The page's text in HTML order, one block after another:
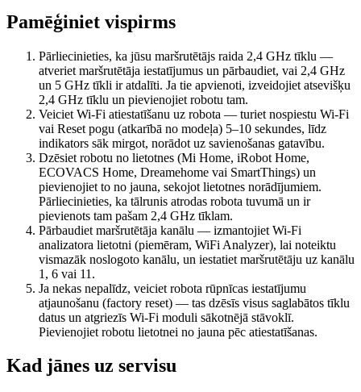
Pamēģiniet vispirms
Pārliecinieties, ka jūsu maršrutētājs raida 2,4 GHz tīklu —
atveriet maršrutētāja iestatījumus un pārbaudiet, vai 2,4 GHz
un 5 GHz tīkli ir atdalīti. Ja tie apvienoti, izveidojiet atsevišķu
2,4 GHz tīklu un pievienojiet robotu tam.
Veiciet Wi-Fi atiestatīšanu uz robota — turiet nospiestu Wi-Fi
vai Reset pogu (atkarībā no modeļa) 5–10 sekundes, līdz
indikators sāk mirgot, norādot uz savienošanas gatavību.
Dzēsiet robotu no lietotnes (Mi Home, iRobot Home,
ECOVACS Home, Dreamehome vai SmartThings) un
pievienojiet to no jauna, sekojot lietotnes norādījumiem.
Pārliecinieties, ka tālrunis atrodas robota tuvumā un ir
pievienots tam pašam 2,4 GHz tīklam.
Pārbaudiet maršrutētāja kanālu — izmantojiet Wi-Fi
analizatora lietotni (piemēram, WiFi Analyzer), lai noteiktu
vismazāk noslogoto kanālu, un iestatiet maršrutētāju uz kanālu
1, 6 vai 11.
Ja nekas nepalīdz, veiciet robota rūpnīcas iestatījumu
atjaunošanu (factory reset) — tas dzēsīs visus saglabātos tīklu
datus un atgriezīs Wi-Fi moduli sākotnējā stāvoklī.
Pievienojiet robotu lietotnei no jauna pēc atiestatīšanas.
Kad jānes uz servisu